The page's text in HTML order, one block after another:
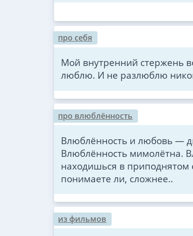
про себя
Мой внутренний стержень
люблю. И не разлюблю
про влюблённость
Влюблённость и любовь —
Влюблённость мимолётна.
находишься в
понимаете ли, сложнее..
из фильмов